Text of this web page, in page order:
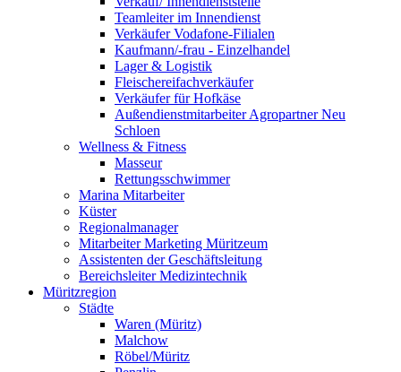
Teamleiter im Innendienst
Verkäufer Vodafone-Filialen
Kaufmann/-frau - Einzelhandel
Lager & Logistik
Fleischereifachverkäufer
Verkäufer für Hofkäse
Außendienstmitarbeiter Agropartner Neu
Schloen
Wellness & Fitness
Masseur
Rettungsschwimmer
Marina Mitarbeiter
Küster
Regionalmanager
Mitarbeiter Marketing Müritzeum
Assistenten der Geschäftsleitung
Bereichsleiter Medizintechnik
Müritzregion
Städte
Waren (Müritz)
Malchow
Röbel/Müritz